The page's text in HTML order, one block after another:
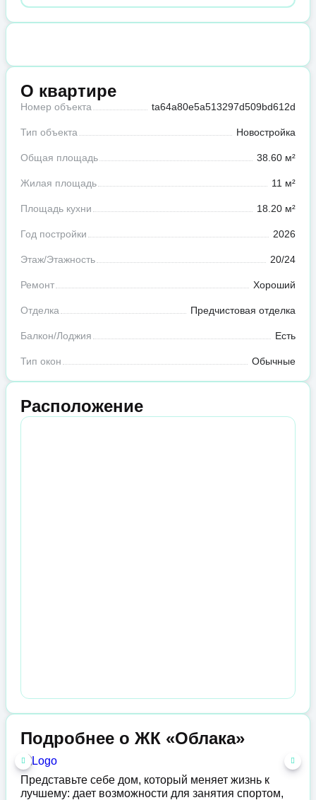
О квартире
Номер объекта ta64a80e5a513297d509bd612d
Тип объекта Новостройка
Общая площадь 38.60 м²
Жилая площадь 11 м²
Площадь кухни 18.20 м²
Год постройки 2026
Этаж/Этажность 20/24
Ремонт Хороший
Отделка Предчистовая отделка
Балкон/Лоджия Есть
Тип окон Обычные
Расположение
Подробнее о ЖК «Облака»
Представьте себе дом, который меняет жизнь к
лучшему: дает возможности для занятия спортом,